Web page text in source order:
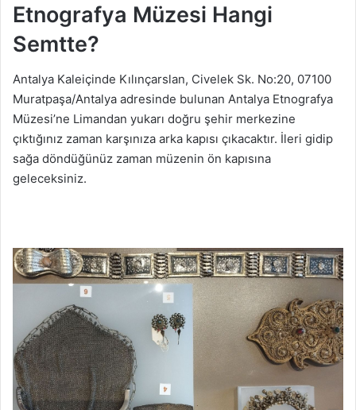
Etnografya Müzesi Hangi
Semtte?
Antalya Kaleiçinde Kılınçarslan, Civelek Sk. No:20, 07100
Muratpaşa/Antalya adresinde bulunan Antalya Etnografya
Müzesi’ne Limandan yukarı doğru şehir merkezine
çıktığınız zaman karşınıza arka kapısı çıkacaktır. İleri gidip
sağa döndüğünüz zaman müzenin ön kapısına
geleceksiniz.